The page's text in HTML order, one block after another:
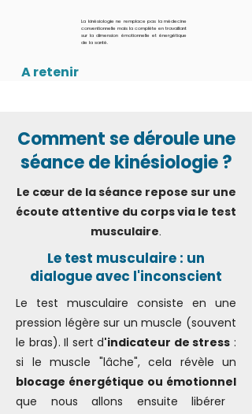
La kinésiologie ne remplace pas la médecine
conventionnelle mais la complète en travaillant
sur la dimension émotionnelle et énergétique
de la santé.
A retenir
Comment se déroule une
séance de kinésiologie ?
Le cœur de la séance repose sur une
écoute attentive du corps via le test
musculaire.
Le test musculaire : un
dialogue avec l'inconscient
Le test musculaire consiste en une
pression légère sur un muscle (souvent
le bras). Il sert d'indicateur de stress :
si le muscle "lâche", cela révèle un
blocage énergétique ou émotionnel
que nous allons ensuite libérer